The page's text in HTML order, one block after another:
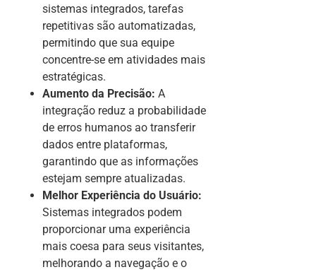
sistemas integrados, tarefas
repetitivas são automatizadas,
permitindo que sua equipe
concentre-se em atividades mais
estratégicas.
Aumento da Precisão: A
integração reduz a probabilidade
de erros humanos ao transferir
dados entre plataformas,
garantindo que as informações
estejam sempre atualizadas.
Melhor Experiência do Usuário:
Sistemas integrados podem
proporcionar uma experiência
mais coesa para seus visitantes,
melhorando a navegação e o